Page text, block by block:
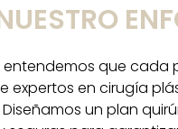
, entendemos que
expertos en cirugía
un plan